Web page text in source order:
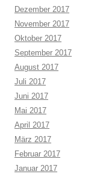
Dezember 2017
November 2017
Oktober 2017
September 2017
August 2017
Juli 2017
Juni 2017
Mai 2017
April 2017
März 2017
Februar 2017
Januar 2017